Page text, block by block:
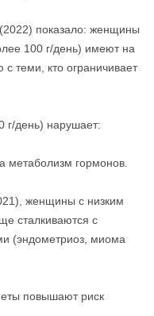
показало: женщины
100 г/день) имеют на
теми, кто ограничивает
г/день) нарушает:
метаболизм гормонов.
женщины с низким
сталкиваются с
(эндометриоз, миома
повышают риск